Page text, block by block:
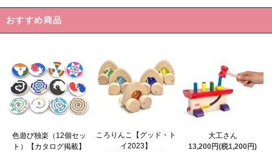
おすすめ商品
色遊び独楽（12個セッ
ト）【カタログ掲載】
ころりんこ【グッド・ト
イ2023】
大工さん
13,200円(税1,200円)